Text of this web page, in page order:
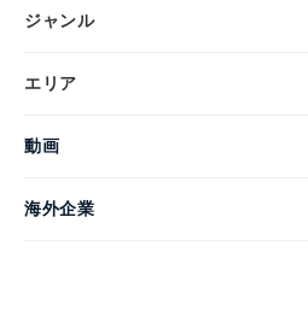
ジャンル
エリア
動画
海外企業